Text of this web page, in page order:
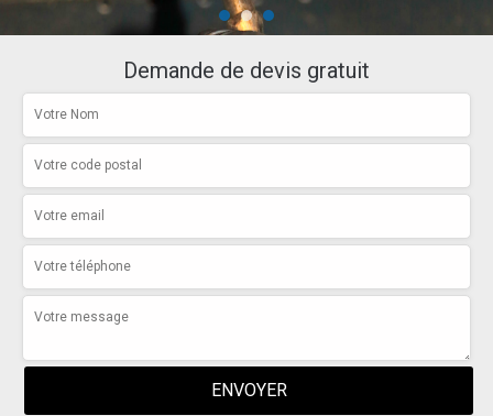
Demande de devis gratuit